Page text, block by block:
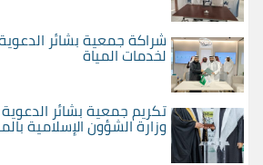
شراكة جمعية بشائر
لخدمات المياة
تكريم جمعية بشائر
وزارة الشؤون الإسلامية